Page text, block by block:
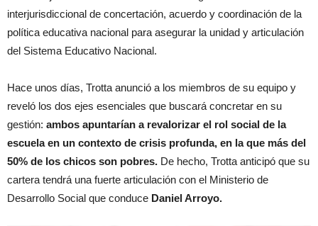
interjurisdiccional de concertación, acuerdo y coordinación de la
política educativa nacional para asegurar la unidad y articulación
del Sistema Educativo Nacional.
Hace unos días, Trotta anunció a los miembros de su equipo y
reveló los dos ejes esenciales que buscará concretar en su
gestión: ambos apuntarían a revalorizar el rol social de la
escuela en un contexto de crisis profunda, en la que más del
50% de los chicos son pobres. De hecho, Trotta anticipó que su
cartera tendrá una fuerte articulación con el Ministerio de
Desarrollo Social que conduce Daniel Arroyo.